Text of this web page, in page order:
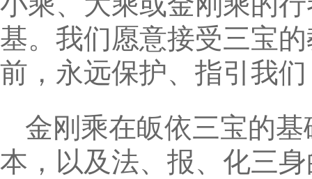
基。我们愿意接受三宝
前，永远保护、指引我
金刚乘在皈依三宝的
本，以及法、报、化三